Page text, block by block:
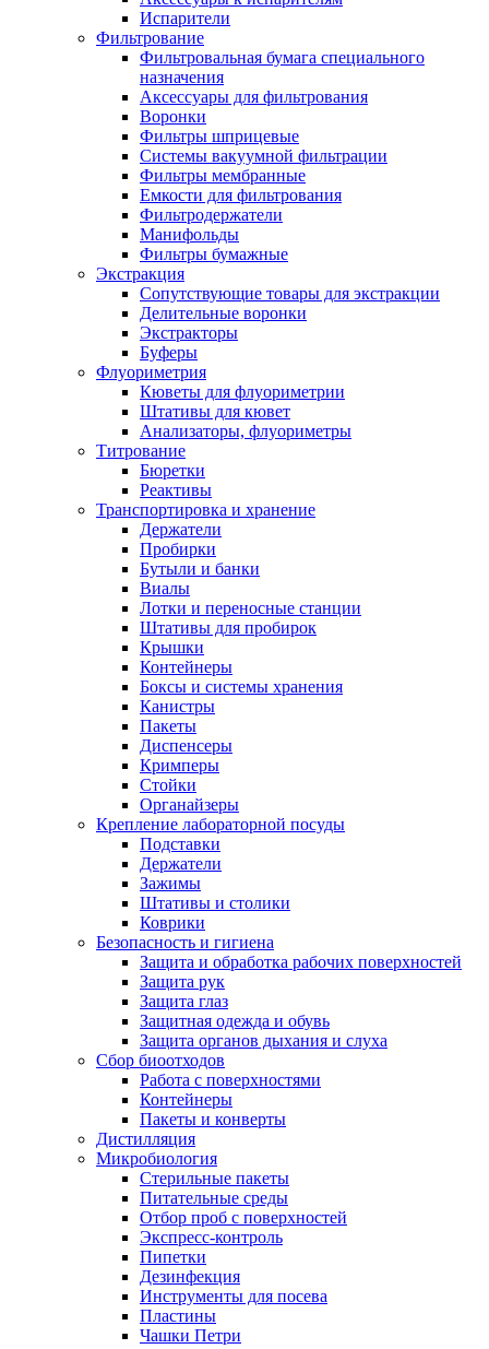
Испарители
Фильтрование
Фильтровальная бумага специального
назначения
Аксессуары для фильтрования
Воронки
Фильтры шприцевые
Системы вакуумной фильтрации
Фильтры мембранные
Емкости для фильтрования
Фильтродержатели
Манифольды
Фильтры бумажные
Экстракция
Сопутствующие товары для экстракции
Делительные воронки
Экстракторы
Буферы
Флуориметрия
Кюветы для флуориметрии
Штативы для кювет
Анализаторы, флуориметры
Титрование
Бюретки
Реактивы
Транспортировка и хранение
Держатели
Пробирки
Бутыли и банки
Виалы
Лотки и переносные станции
Штативы для пробирок
Крышки
Контейнеры
Боксы и системы хранения
Канистры
Пакеты
Диспенсеры
Кримперы
Стойки
Органайзеры
Крепление лабораторной посуды
Подставки
Держатели
Зажимы
Штативы и столики
Коврики
Безопасность и гигиена
Защита и обработка рабочих поверхностей
Защита рук
Защита глаз
Защитная одежда и обувь
Защита органов дыхания и слуха
Сбор биоотходов
Работа с поверхностями
Контейнеры
Пакеты и конверты
Дистилляция
Микробиология
Стерильные пакеты
Питательные среды
Отбор проб с поверхностей
Экспресс-контроль
Пипетки
Дезинфекция
Инструменты для посева
Пластины
Чашки Петри